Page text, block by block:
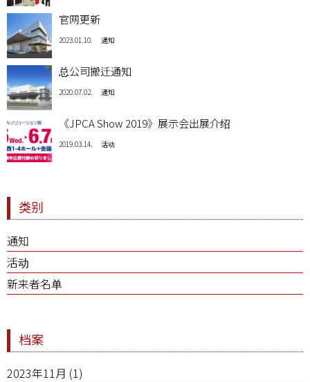
官网更新
2023.01.10. 通知
总公司搬迁通知
2020.07.02. 通知
《JPCA Show 2019》展示会出展介绍
2019.03.14. 活动
类别
通知
活动
新来者名单
档案
2023年11月 (1)